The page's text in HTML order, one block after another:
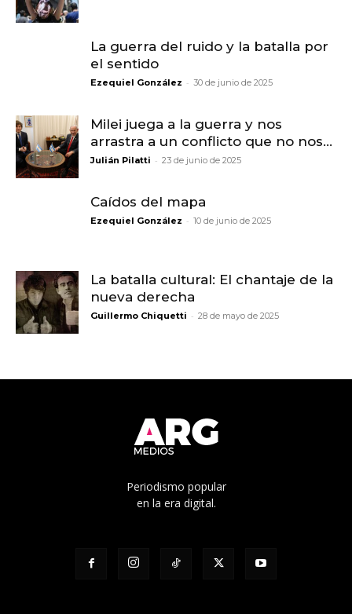
La guerra del ruido y la batalla por
el sentido
Ezequiel González - 30 de junio de 2025
Milei juega a la guerra y nos
arrastra a un conflicto que no nos...
Julián Pilatti - 23 de junio de 2025
Caídos del mapa
Ezequiel González - 10 de junio de 2025
La batalla cultural: El chantaje de la
nueva derecha
Guillermo Chiquetti - 28 de mayo de 2025
Periodismo popular
en la era digital.